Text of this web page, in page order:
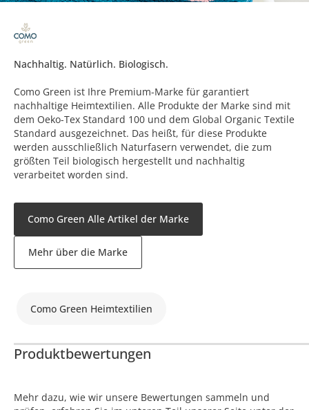
Nachhaltig. Natürlich. Biologisch.
Como Green ist Ihre Premium-Marke für garantiert
nachhaltige Heimtextilien. Alle Produkte der Marke sind mit
dem Oeko-Tex Standard 100 und dem Global Organic Textile
Standard ausgezeichnet. Das heißt, für diese Produkte
werden ausschließlich Naturfasern verwendet, die zum
größten Teil biologisch hergestellt und nachhaltig
verarbeitet worden sind.
Como Green Alle Artikel der Marke
Mehr über die Marke
Como Green Heimtextilien
Produktbewertungen
Mehr dazu, wie wir unsere Bewertungen sammeln und